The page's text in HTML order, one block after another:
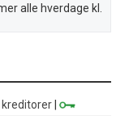
alle hverdage kl.
|